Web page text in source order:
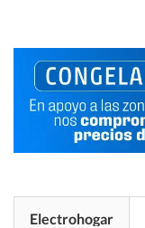
Electrohogar